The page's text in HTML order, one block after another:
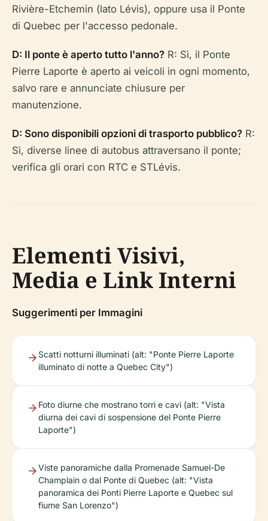
Rivière-Etchemin (lato Lévis), oppure usa il Ponte
di Quebec per l'accesso pedonale.
D: Il ponte è aperto tutto l'anno? R: Sì, il Ponte
Pierre Laporte è aperto ai veicoli in ogni momento,
salvo rare e annunciate chiusure per
manutenzione.
D: Sono disponibili opzioni di trasporto pubblico? R:
Sì, diverse linee di autobus attraversano il ponte;
verifica gli orari con RTC e STLévis.
Elementi Visivi,
Media e Link Interni
Suggerimenti per Immagini
Scatti notturni illuminati (alt: "Ponte Pierre Laporte
illuminato di notte a Quebec City")
Foto diurne che mostrano torri e cavi (alt: "Vista
diurna dei cavi di sospensione del Ponte Pierre
Laporte")
Viste panoramiche dalla Promenade Samuel-De
Champlain o dal Ponte di Quebec (alt: "Vista
panoramica dei Ponti Pierre Laporte e Quebec sul
fiume San Lorenzo")